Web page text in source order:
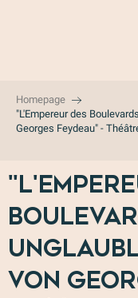
Homepage
"L'Empereur des
Georges Feydeau" -
von